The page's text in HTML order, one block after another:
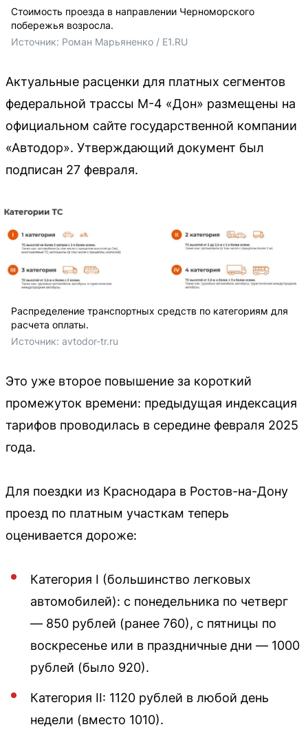
Стоимость проезда в направлении Черноморского
побережья возросла.
Источник: Роман Марьяненко / E1.RU
Актуальные расценки для платных сегментов
федеральной трассы М-4 «Дон» размещены на
официальном сайте государственной компании
«Автодор». Утверждающий документ был
подписан 27 февраля.
Распределение транспортных средств по категориям для
расчета оплаты.
Источник: avtodor-tr.ru
Это уже второе повышение за короткий
промежуток времени: предыдущая индексация
тарифов проводилась в середине февраля 2025
года.
Для поездки из Краснодара в Ростов-на-Дону
проезд по платным участкам теперь
оценивается дороже:
Категория I (большинство легковых
автомобилей): с понедельника по четверг
— 850 рублей (ранее 760), с пятницы по
воскресенье или в праздничные дни — 1000
рублей (было 920).
Категория II: 1120 рублей в любой день
недели (вместо 1010).